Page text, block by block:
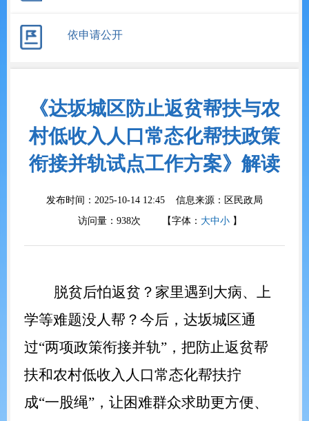
依申请公开
《达坂城区防止返贫帮扶与农
村低收入人口常态化帮扶政策
衔接并轨试点工作方案》解读
发布时间：2025-10-14 12:45 信息来源： 区民政局
访问量： 938次 【字体： 大中小】
脱贫后怕返贫？家里遇到大病、上
学等难题没人帮？今后，达坂城区通
过“两项政策衔接并轨”，把防止返贫帮
扶和农村低收入人口常态化帮扶拧
成“一股绳”，让困难群众求助更方便、